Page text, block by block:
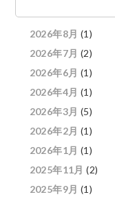
2026年8月 (1)
2026年7月 (2)
2026年6月 (1)
2026年4月 (1)
2026年3月 (5)
2026年2月 (1)
2026年1月 (1)
2025年11月 (2)
2025年9月 (1)